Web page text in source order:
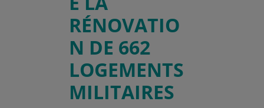
RÉNOVATIO
N DE 662
LOGEMENTS
MILITAIRES